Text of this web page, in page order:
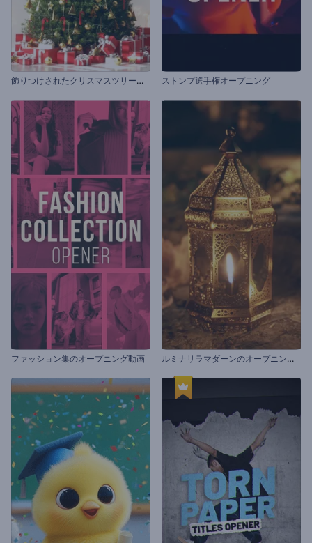
飾
りつけされたクリスマスツリーのオープニング動画 ストンプ選手権オープニング
ファッション集のオープニング動画 ル
ミナリラマダーンのオープニング動画